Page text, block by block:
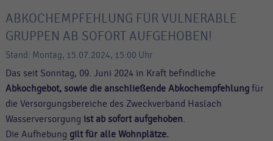
ABKOCHEMPFEHLUNG FÜR VULNERABLE
GRUPPEN AB SOFORT AUFGEHOBEN!
Stand: Montag, 15.07.2024, 15:00 Uhr
Das seit Sonntag, 09. Juni 2024 in Kraft befindliche
Abkochgebot, sowie die anschließende Abkochempfehlung für
die Versorgungsbereiche des Zweckverband Haslach
Wasserversorgung ist ab sofort aufgehoben.
Die Aufhebung gilt für alle Wohnplätze.